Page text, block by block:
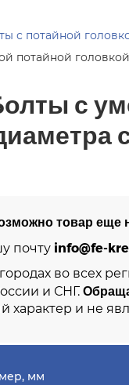
с потайной
потайной
с
товар еще
почту info@fe-
во всех
и СНГ.
характер и не
мм